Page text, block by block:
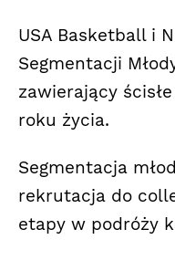
USA Basketball i
Segmentacji
zawierający
roku życia.
Segmentacja
rekrutacja do
etapy w podróży